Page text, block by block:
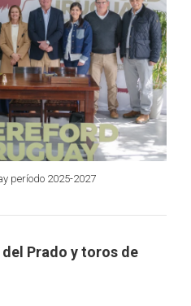
período 2025-2027
Prado y toros de